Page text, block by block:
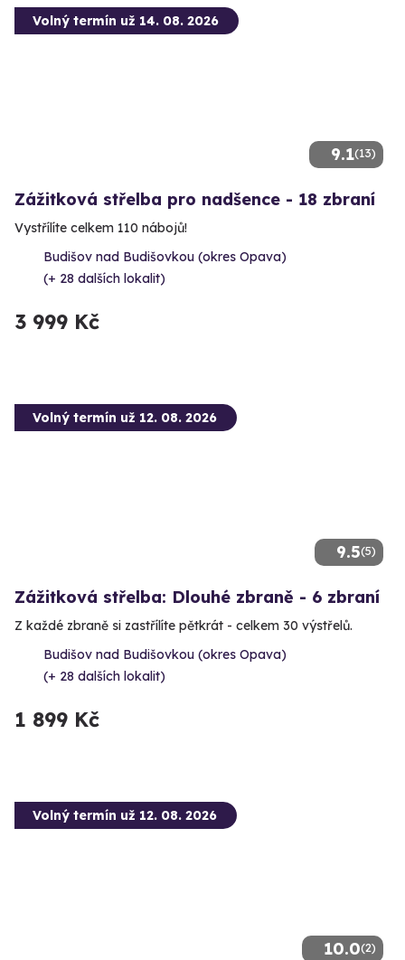
9.1(13)
Volný termín už 14. 08. 2026
Zážitková střelba pro nadšence - 18 zbraní
Vystřílíte celkem 110 nábojů!
Budišov nad Budišovkou (okres Opava)
(+ 28 dalších lokalit)
3 999 Kč
9.5(5)
Volný termín už 12. 08. 2026
Zážitková střelba: Dlouhé zbraně - 6 zbraní
Z každé zbraně si zastřílíte pětkrát - celkem 30 výstřelů.
Budišov nad Budišovkou (okres Opava)
(+ 28 dalších lokalit)
1 899 Kč
10.0(2)
Volný termín už 12. 08. 2026